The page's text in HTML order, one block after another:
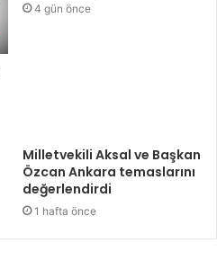
4 gün önce
Milletvekili Aksal ve Başkan
Özcan Ankara temaslarını
değerlendirdi
1 hafta önce